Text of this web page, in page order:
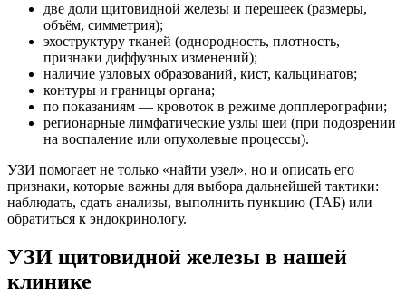
две доли щитовидной железы и перешеек (размеры,
объём, симметрия);
эхоструктуру тканей (однородность, плотность,
признаки диффузных изменений);
наличие узловых образований, кист, кальцинатов;
контуры и границы органа;
по показаниям — кровоток в режиме допплерографии;
регионарные лимфатические узлы шеи (при подозрении
на воспаление или опухолевые процессы).
УЗИ помогает не только «найти узел», но и описать его
признаки, которые важны для выбора дальнейшей тактики:
наблюдать, сдать анализы, выполнить пункцию (ТАБ) или
обратиться к эндокринологу.
УЗИ щитовидной железы в нашей
клинике